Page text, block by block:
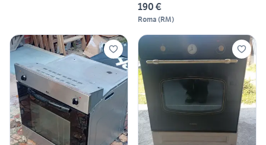
190 €
Roma (RM)